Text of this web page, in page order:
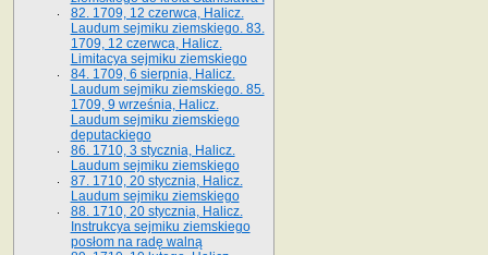
82. 1709, 12 czerwca, Halicz.
Laudum sejmiku ziemskiego. 83.
1709, 12 czerwca, Halicz.
Limitacya sejmiku ziemskiego
84. 1709, 6 sierpnia, Halicz.
Laudum sejmiku ziemskiego. 85.
1709, 9 września, Halicz.
Laudum sejmiku ziemskiego
deputackiego
86. 1710, 3 stycznia, Halicz.
Laudum sejmiku ziemskiego
87. 1710, 20 stycznia, Halicz.
Laudum sejmiku ziemskiego
88. 1710, 20 stycznia, Halicz.
Instrukcya sejmiku ziemskiego
posłom na radę walną